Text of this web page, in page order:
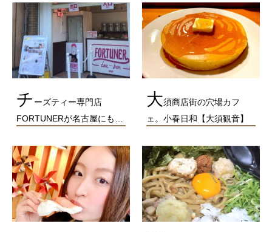
チ ーズティー専門店
FORTUNERが名古屋にも…
大須商店街の穴場カフ
ェ。小春日和【大須観音】